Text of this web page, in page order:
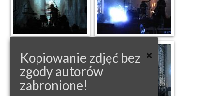
Kopiowanie zdjęć bez
zgody autorów
zabronione!